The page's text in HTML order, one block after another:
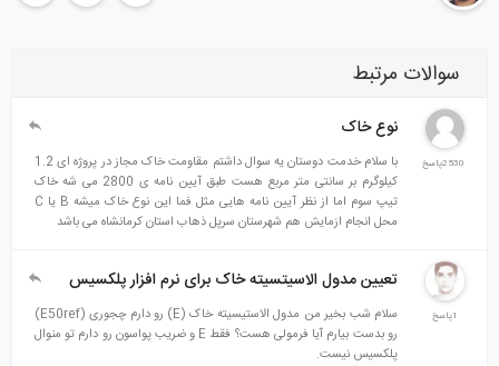
سوالات مرتبط
2530پاسخ
نوع خاک
با سلام خدمت دوستان یه سوال داشتم مقاومت خاک مجاز در پروژه ای 1.2
کیلوگرم بر سانتی متر مربع هست طبق آیین نامه ی 2800 می شه خاک
تیپ سوم اما از نظر آیین نامه هایی مثل فما این نوع خاک میشه B یا C
محل انجام ازمایش هم شهرستان سرپل ذهاب استان کرمانشاه می باشد
تعیین مدول الاسیتسیته خاک برای نرم افزار پلکسیس
سلام شب بخیر من مدول الاستیسیته خاک (E) رو دارم چجوری (E50ref)
رو بدست بیارم آیا فرمولی هست؟ فقط E و ضریب پواسون رو دارم تو منوال
پلکسیس نیست.